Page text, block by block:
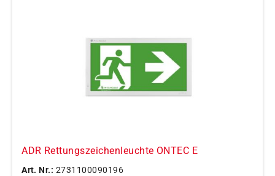
ADR Rettungszeichenleuchte ONTEC E
Art. Nr.: 2731100090196